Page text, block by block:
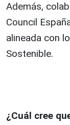
Además,
Council
alineada con
Sostenible.
¿Cuál cree